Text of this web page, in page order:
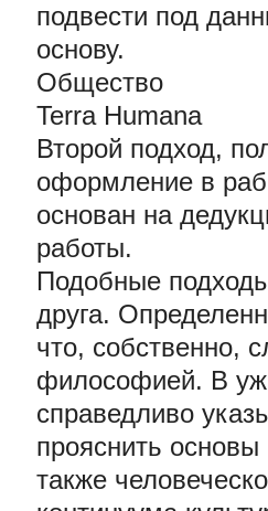
подвести под
основу.
Общество
Terra Humana
Второй подход,
оформление в
основан на
работы.
Подобные
друга.
что, собственно,
философией. В
справедливо
прояснить
также